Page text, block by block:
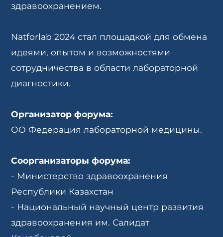
здравоохранением.
Natforlab 2024 стал площадкой для обмена
идеями, опытом и возможностями
сотрудничества в области лабораторной
диагностики.
Организатор форума:
ОО Федерация лабораторной медицины.
Соорганизаторы форума:
- Министерство здравоохранения
Республики Казахстан
- Национальный научный центр развития
здравоохранения им. Салидат